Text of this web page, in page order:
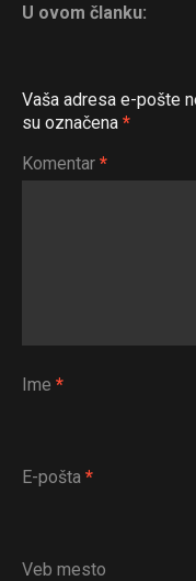
U ovom članku:
Vaša adresa e-pošte
su označena *
Komentar *
Ime *
E-pošta *
Veb mesto